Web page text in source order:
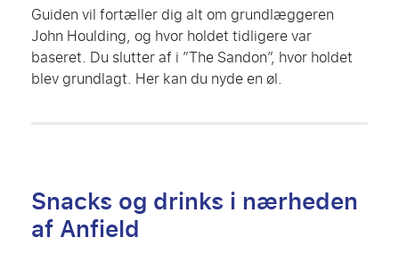
Guiden vil fortæller dig alt om grundlæggeren
John Houlding, og hvor holdet tidligere var
baseret. Du slutter af i ”The Sandon”, hvor holdet
blev grundlagt. Her kan du nyde en øl.
Snacks og drinks i nærheden
af Anfield